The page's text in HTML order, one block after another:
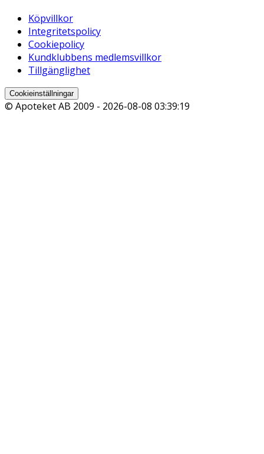
Köpvillkor
Integritetspolicy
Cookiepolicy
Kundklubbens medlemsvillkor
Tillgänglighet
Cookieinställningar
© Apoteket AB 2009 - 2026-08-08 03:39:19